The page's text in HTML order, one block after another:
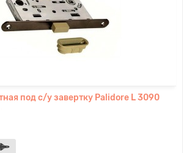
под с/у завертку Palidore L 3090